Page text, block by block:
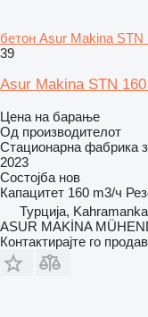
бетон Asur Makina STN
39
Asur Makina STN
Цена на барање
Од производителот
Стационарна фабрика
2023
Состојба нов
Капацитет 160 m3/ч
Турција,
ASUR MAKİNA
Контактирајте го